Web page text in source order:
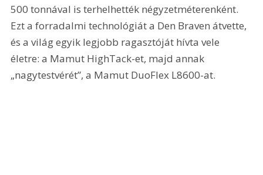
500 tonnával is terhelhették négyzetméterenként.
Ezt a forradalmi technológiát a Den Braven átvette,
és a világ egyik legjobb ragasztóját hívta vele
életre: a Mamut HighTack-et, majd annak
„nagytestvérét”, a Mamut DuoFlex L8600-at.